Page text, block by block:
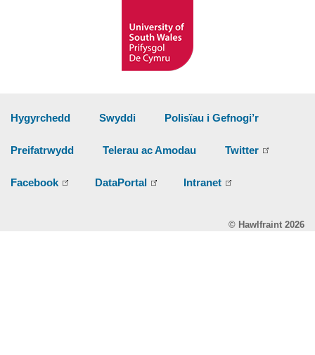
Hygyrchedd Swyddi Polisïau i Gefnogi’r
Preifatrwydd Telerau ac Amodau Twitter
Facebook DataPortal Intranet
© Hawlfraint 2026